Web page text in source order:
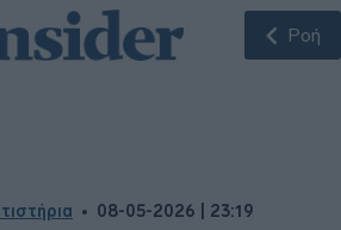
Ροή
08-05-2026 | 23:19